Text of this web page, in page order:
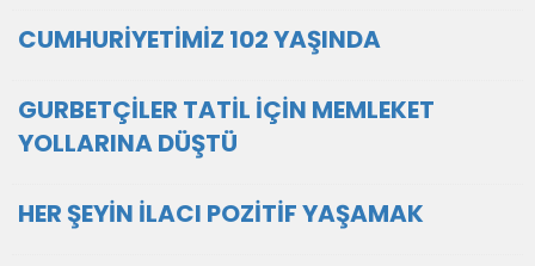
CUMHURİYETİMİZ 102 YAŞINDA
GURBETÇİLER TATİL İÇİN MEMLEKET
YOLLARINA DÜŞTÜ
HER ŞEYİN İLACI POZİTİF YAŞAMAK